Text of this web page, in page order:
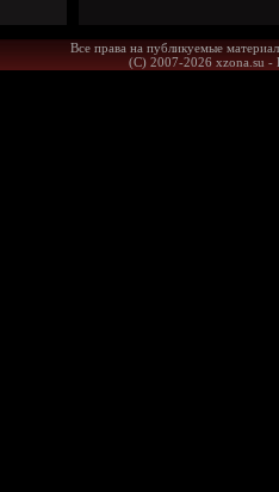
Все права на публикуемые
(С) 2007-2026 xzona.su -